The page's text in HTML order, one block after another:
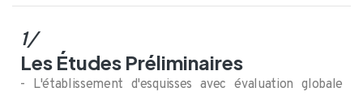
1/
Les Études Préliminaires
- L'établissement d'esquisses avec évaluation globale